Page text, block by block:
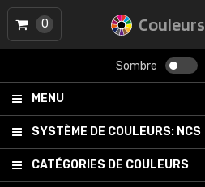
Couleurs
Sombre
MENU
SYSTÈME DE COULEURS: NCS
CATÉGORIES DE COULEURS
0